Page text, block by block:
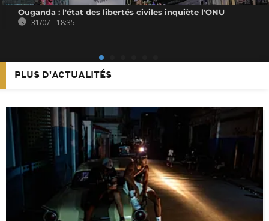
Ouganda : l'état des libertés civiles inquiète l'ONU
31/07 - 18:35
PLUS D'ACTUALITÉS